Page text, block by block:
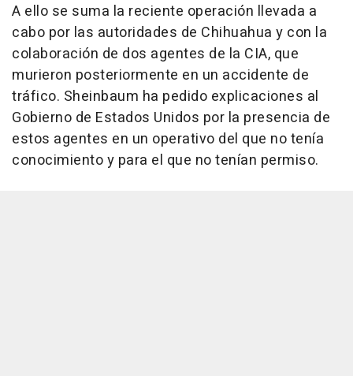
A ello se suma la reciente operación llevada a
cabo por las autoridades de Chihuahua y con la
colaboración de dos agentes de la CIA, que
murieron posteriormente en un accidente de
tráfico. Sheinbaum ha pedido explicaciones al
Gobierno de Estados Unidos por la presencia de
estos agentes en un operativo del que no tenía
conocimiento y para el que no tenían permiso.